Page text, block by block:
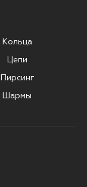
Кольца
Цепи
Пирсинг
Шармы